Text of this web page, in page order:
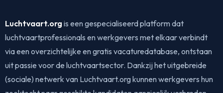
Luchtvaart.org is een gespecialiseerd platform dat
luchtvaartprofessionals en werkgevers met elkaar verbindt
via een overzichtelijke en gratis vacaturedatabase, ontstaan
uit passie voor de luchtvaartsector. Dankzij het uitgebreide
(sociale) netwerk van Luchtvaart.org kunnen werkgevers hun